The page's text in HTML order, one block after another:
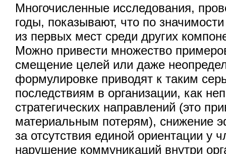
Многочисленные исследования,
годы, показывают, что по
из первых мест среди других
Можно привести множество
смещение целей или даже
формулировке приводят к таким
последствиям в организации, как
стратегических направлений (это
материальным потерям), снижение
за отсутствия единой ориентации у
нарушение коммуникаций внутри